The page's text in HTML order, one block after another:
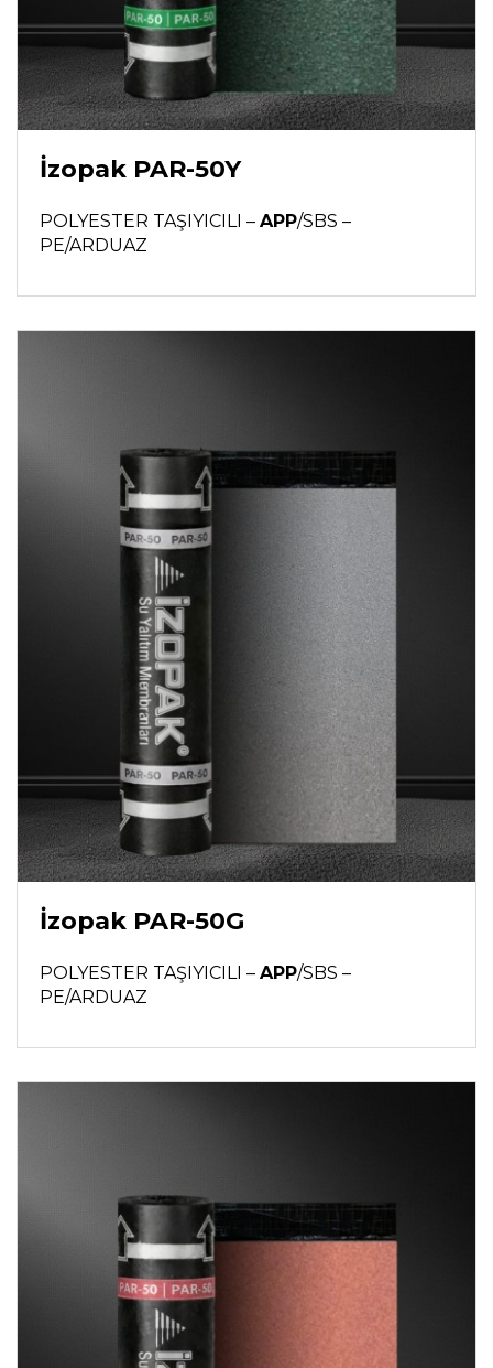
İzopak PAR-50Y
POLYESTER TAŞIYICILI – APP/SBS –
PE/ARDUAZ
İzopak PAR-50G
POLYESTER TAŞIYICILI – APP/SBS –
PE/ARDUAZ